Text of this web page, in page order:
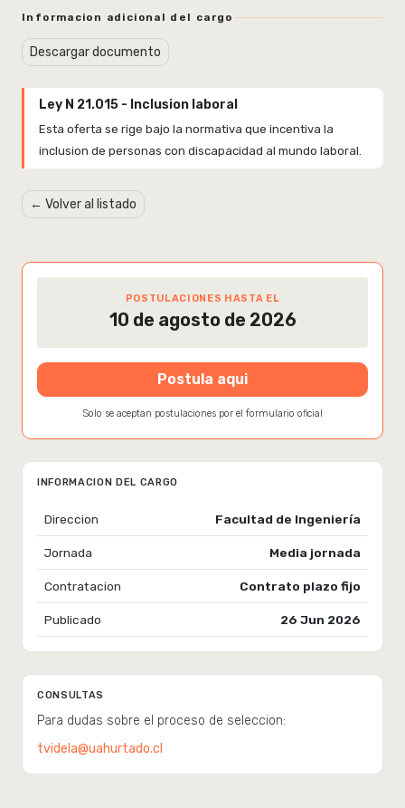
Informacion adicional del cargo
Descargar documento
Ley N 21.015 - Inclusion laboral
Esta oferta se rige bajo la normativa que incentiva la
inclusion de personas con discapacidad al mundo laboral.
← Volver al listado
POSTULACIONES HASTA EL
10 de agosto de 2026
Postula aqui
Solo se aceptan postulaciones por el formulario oficial
INFORMACION DEL CARGO
Direccion Facultad de Ingeniería
Jornada Media jornada
Contratacion Contrato plazo fijo
Publicado 26 Jun 2026
CONSULTAS
Para dudas sobre el proceso de seleccion:
tvidela@uahurtado.cl